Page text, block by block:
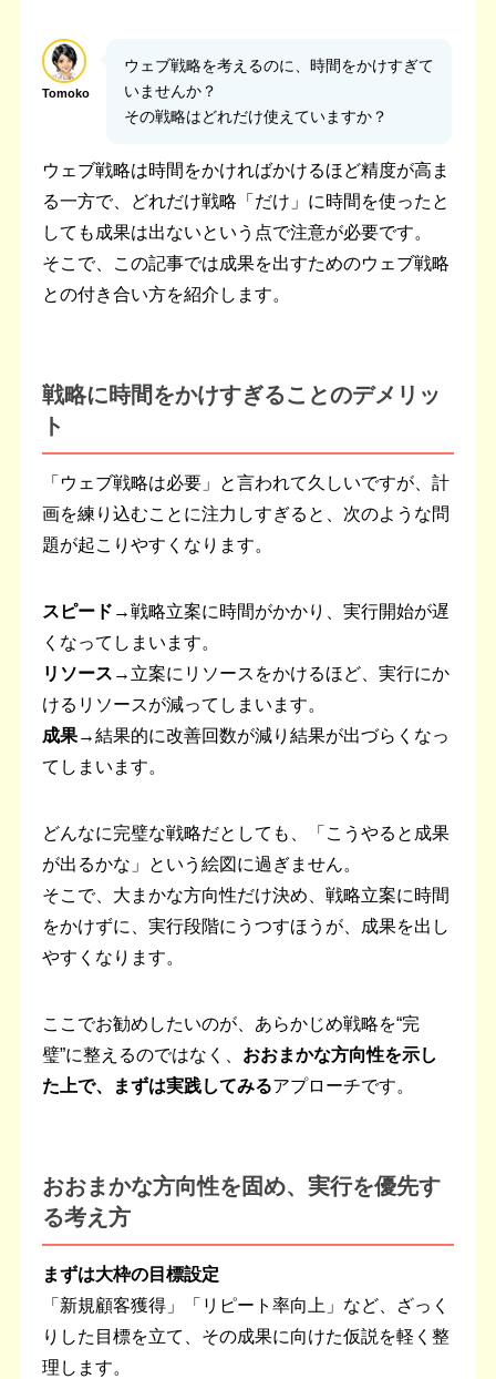
Tomoko
ウェブ戦略を考えるのに、時間をかけすぎて
いませんか？
その戦略はどれだけ使えていますか？
ウェブ戦略は時間をかければかけるほど精度が高ま
る一方で、どれだけ戦略「だけ」に時間を使ったと
しても成果は出ないという点で注意が必要です。
そこで、この記事では成果を出すためのウェブ戦略
との付き合い方を紹介します。
戦略に時間をかけすぎることのデメリッ
ト
「ウェブ戦略は必要」と言われて久しいですが、計
画を練り込むことに注力しすぎると、次のような問
題が起こりやすくなります。
スピード→戦略立案に時間がかかり、実行開始が遅
くなってしまいます。
リソース→ 立案にリソースをかけるほど、実行にか
けるリソースが減ってしまいます。
成果→結果的に改善回数が減り結果が出づらくなっ
てしまいます。
どんなに完璧な戦略だとしても、「こうやると成果
が出るかな」という絵図に過ぎません。
そこで、大まかな方向性だけ決め、戦略立案に時間
をかけずに、実行段階にうつすほうが、成果を出し
やすくなります。
ここでお勧めしたいのが、あらかじめ戦略を“完
璧”に整えるのではなく、 おおまかな方向性を示し
た上で、まずは実践してみるアプローチです。
おおまかな方向性を固め、実行を優先す
る考え方
まずは大枠の目標設定
「新規顧客獲得」「リピート率向上」など、ざっく
りした目標を立て、その成果に向けた仮説を軽く整
理します。